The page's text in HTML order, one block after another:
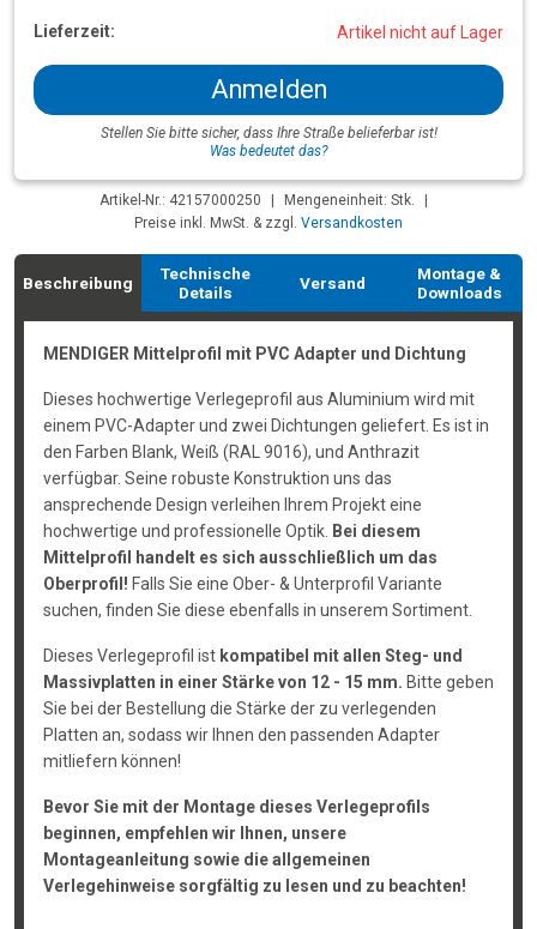
Lieferzeit: Artikel nicht auf Lager
Anmelden
Stellen Sie bitte sicher, dass Ihre Straße belieferbar ist!
Was bedeutet das?
Artikel-Nr.: 42157000250 | Mengeneinheit: Stk.
|
Preise inkl. MwSt. & zzgl. Versandkosten
Beschreibung
Technische
Details
Versand
Montage &
Downloads
MENDIGER Mittelprofil mit PVC Adapter und Dichtung
Dieses hochwertige Verlegeprofil aus Aluminium wird mit
einem PVC-Adapter und zwei Dichtungen geliefert. Es ist in
den Farben Blank, Weiß (RAL 9016), und Anthrazit
verfügbar. Seine robuste Konstruktion uns das
ansprechende Design verleihen Ihrem Projekt eine
hochwertige und professionelle Optik. Bei diesem
Mittelprofil handelt es sich ausschließlich um das
Oberprofil! Falls Sie eine Ober- & Unterprofil Variante
suchen, finden Sie diese ebenfalls in unserem Sortiment.
Dieses Verlegeprofil ist kompatibel mit allen Steg- und
Massivplatten in einer Stärke von 12 - 15 mm. Bitte geben
Sie bei der Bestellung die Stärke der zu verlegenden
Platten an, sodass wir Ihnen den passenden Adapter
mitliefern können!
Bevor Sie mit der Montage dieses Verlegeprofils
beginnen, empfehlen wir Ihnen, unsere
Montageanleitung sowie die allgemeinen
Verlegehinweise sorgfältig zu lesen und zu beachten!